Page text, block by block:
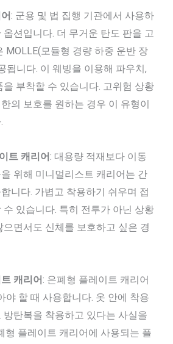
: 군용 및 법 집행 기관에서 사용하
션입니다. 더 무거운 탄도 판을 고
MOLLE(모듈형 경량 하중 운반 장
됩니다. 이 웨빙을 이용해 파우치,
부착할 수 있습니다. 고위험 상황
의 보호를 원하는 경우 이 유형이
트 캐리어: 대용량 적재보다 이동
위해 미니멀리스트 캐리어는 간
니다. 가볍고 착용하기 쉬우며 접
있습니다. 특히 전투가 아닌 상황
면서도 신체를 보호하고 싶은 경
캐리어: 은폐형 플레이트 캐리어
야 할 때 사용합니다. 옷 안에 착용
탄복을 착용하고 있다는 사실을
형 플레이트 캐리어에 사용되는 플